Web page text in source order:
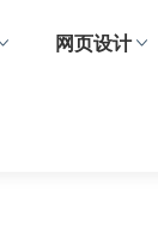
网页设计